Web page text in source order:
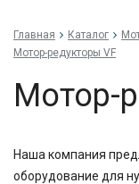
Главная Каталог
Мотор-редукторы VF
Мотор-
Наша компания
оборудование для